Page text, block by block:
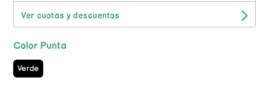
Ver cuotas y descuentos
Color Punta
Verde